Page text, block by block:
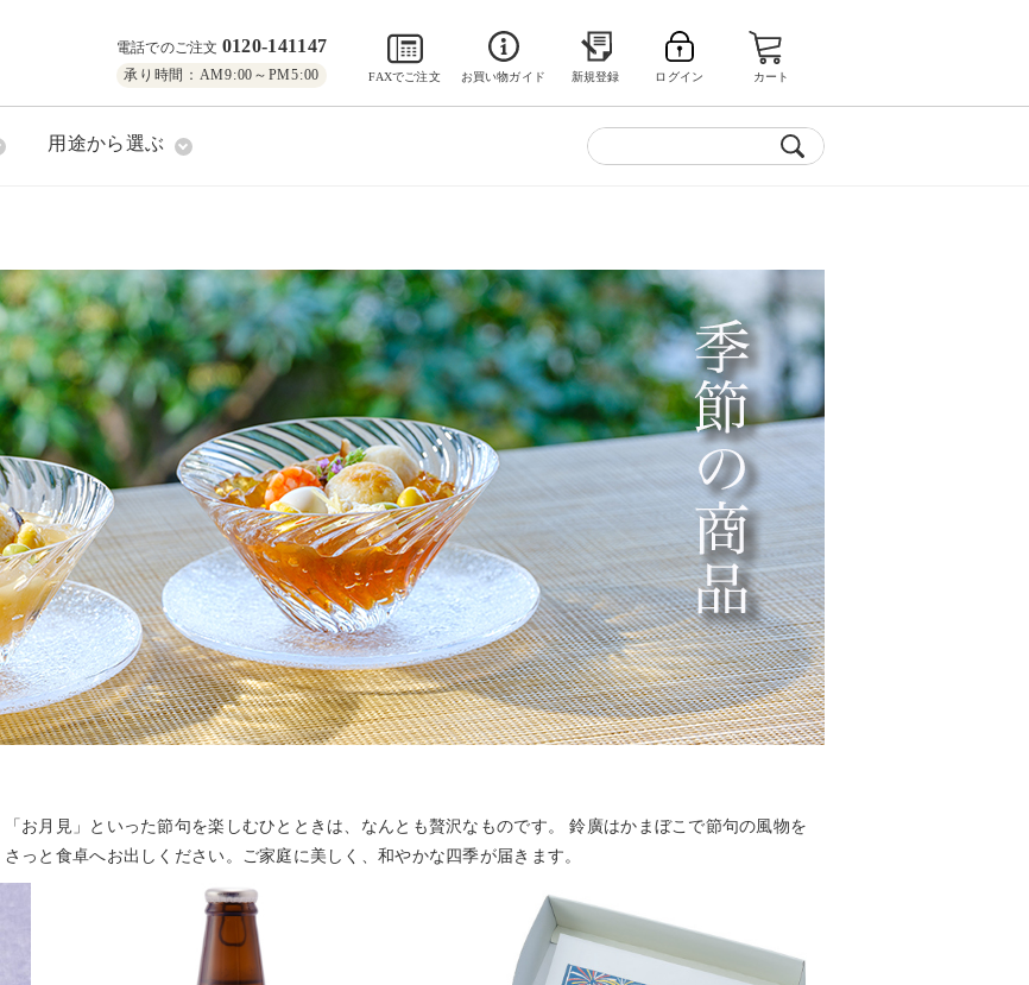
電話でのご注文 0120-141147
承り時間：AM9:00～PM5:00 FAXでご注文 お買い物ガイド 新規登録 ログイン カート
用途から選ぶ
お月見」といった節句を楽しむひとときは、なんとも贅沢なものです。 鈴廣はかまぼこで節句の風物を
っと食卓へお出しください。ご家庭に美しく、和やかな四季が届きます。